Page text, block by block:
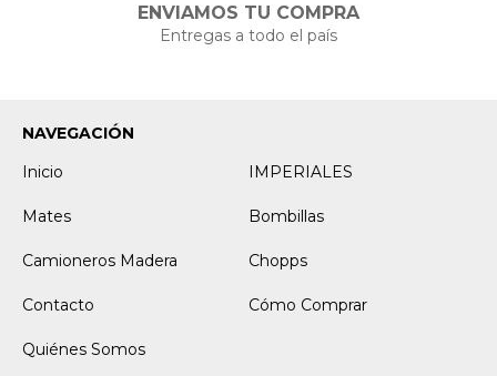
ENVIAMOS TU COMPRA
Entregas a todo el país
NAVEGACIÓN
Inicio
IMPERIALES
Mates Bombillas
Camioneros Madera Chopps
Contacto Cómo Comprar
Quiénes Somos